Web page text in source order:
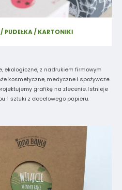
PUDEŁKA / KARTONIKI
ekologiczne, z nadrukiem firmowym
kosmetyczne, medyczne i spożywcze.
grafikę na zlecenie. Istnieje
1 sztuki z docelowego papieru.